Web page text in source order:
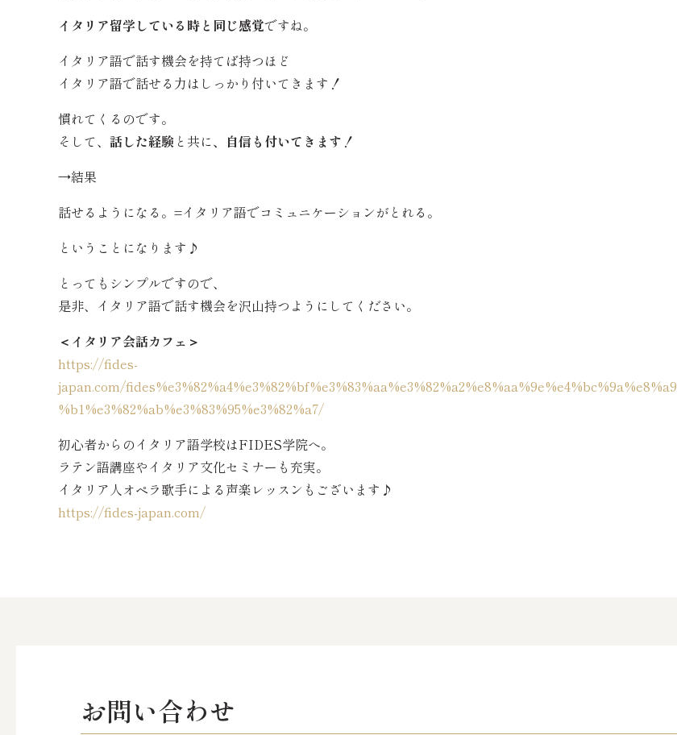
イタリア留学している時と同じ感覚ですね。
イタリア語で話す機会を持てば持つほど
イタリア語で話せる力はしっかり付いてきます！
慣れてくるのです。
そして、 話した経験 と共に、自信も付いてきます ！
→結果
話せるようになる。=イタリア語でコミュニケーションがとれる。
ということになります♪
とってもシンプルですので、
是非、イタリア語で話す機会を沢山持つようにしてください。
＜イタリア会話カフェ＞
https://fides-
japan.com/fides%e3%82%a4%e3%82%bf%e3%83%aa%e3%82%a2%e8%aa%9e%e4%bc%9a%e8%a9
%b1%e3%82%ab%e3%83%95%e3%82%a7/
初心者からのイタリア語学校はFIDES学院へ。
ラテン語講座やイタリア文化セミナーも充実。
イタリア人オペラ歌手による声楽レッスンもございます♪
https://fides-japan.com/
お問い合わせ